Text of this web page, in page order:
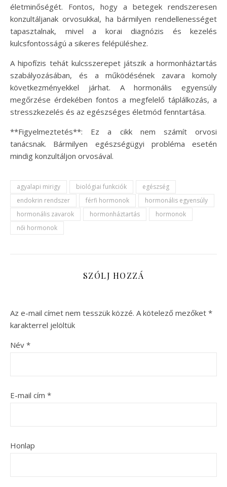
életminőségét. Fontos, hogy a betegek rendszeresen
konzultáljanak orvosukkal, ha bármilyen rendellenességet
tapasztalnak, mivel a korai diagnózis és kezelés
kulcsfontosságú a sikeres felépüléshez.
A hipofízis tehát kulcsszerepet játszik a hormonháztartás
szabályozásában, és a működésének zavara komoly
következményekkel járhat. A hormonális egyensúly
megőrzése érdekében fontos a megfelelő táplálkozás, a
stresszkezelés és az egészséges életmód fenntartása.
**Figyelmeztetés**: Ez a cikk nem számít orvosi
tanácsnak. Bármilyen egészségügyi probléma esetén
mindig konzultáljon orvosával.
agyalapi mirigy biológiai funkciók
egészség
endokrin rendszer
férfi hormonok
hormonális egyensúly
hormonális zavarok
hormonháztartás
hormonok
női hormonok
SZÓLJ HOZZÁ
Az e-mail címet nem tesszük közzé. A kötelező mezőket *
karakterrel jelöltük
Név *
E-mail cím *
Honlap